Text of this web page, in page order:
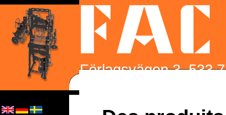
Förlagsvägen 3, 533